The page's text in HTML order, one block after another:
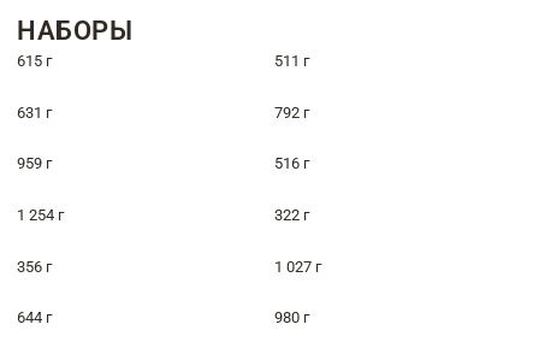
НАБОРЫ
615 г 511 г
631 г 792 г
959 г 516 г
1 254 г 322 г
356 г 1 027 г
644 г 980 г